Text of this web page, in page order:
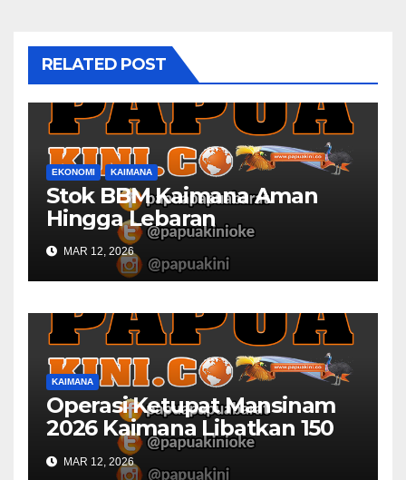
RELATED POST
EKONOMI KAIMANA
Stok BBM Kaimana Aman
Hingga Lebaran
MAR 12, 2026
KAIMANA
Operasi Ketupat Mansinam
2026 Kaimana Libatkan 150
Personil Gabungan
MAR 12, 2026